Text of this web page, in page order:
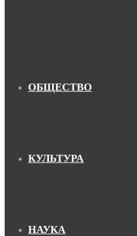
ОБЩЕСТВО
КУЛЬТУРА
НАУКА